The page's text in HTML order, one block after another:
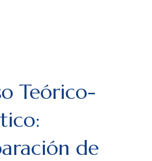
Teórico-
de